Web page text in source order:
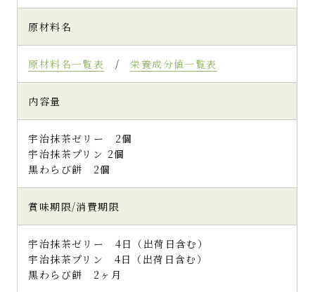
これは食べ応えがありそう！
プルンとした食感と宇治抹茶のほろ苦さ
茶のアロマが口の中でふわっと広がっていき
ます
もっちりとした白玉やコロンとした栗もそれ
ぞれ異なる甘さで不思議とほろ苦い宇治抹茶
とマッチします。
甘さを強くしたいときはしっとりとした小豆
を多めにしたり。
口の中で奏でられるそれぞれのハーモニーを
楽しみました
そうそう！
宇治抹茶や栗、白玉、あんこはもちろんです
原材料名
原材料名一覧表 /栄養成分値一覧表
内容量
宇治抹茶ゼリー 2個
宇治抹茶プリン 2個
黒わらび餅 2個
賞味期限/消費期限
宇治抹茶ゼリー 4日（出荷日含む）
宇治抹茶プリン 4日（出荷日含む）
黒わらび餅 2ヶ月